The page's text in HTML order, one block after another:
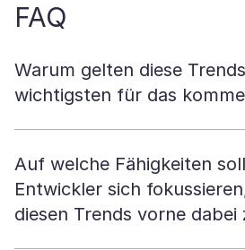
FAQ
Warum gelten diese
wichtigsten für das
Auf welche Fähigkeiten
Entwickler sich
diesen Trends vorne dabei